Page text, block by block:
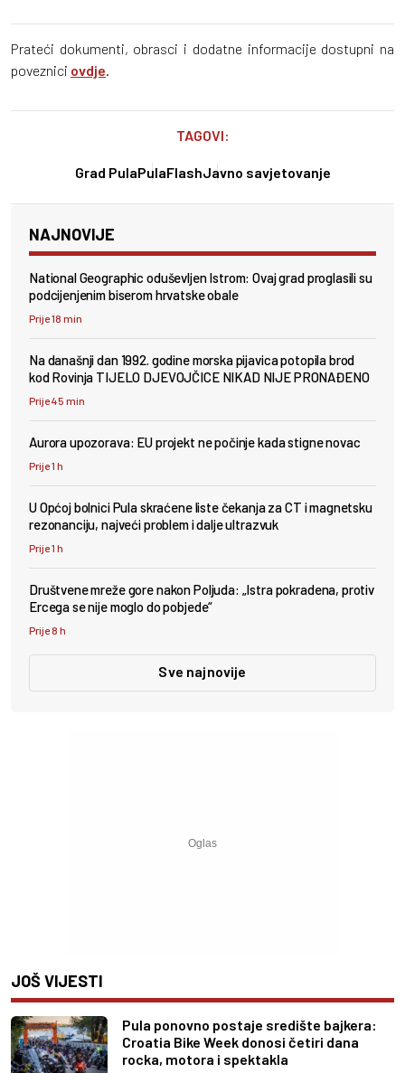
Prateći dokumenti, obrasci i dodatne informacije dostupni na
poveznici ovdje.
TAGOVI:
Grad PulaPulaFlashJavno savjetovanje
NAJNOVIJE
National Geographic oduševljen Istrom: Ovaj grad proglasili su
podcijenjenim biserom hrvatske obale
Prije 18 min
Na današnji dan 1992. godine morska pijavica potopila brod
kod Rovinja TIJELO DJEVOJČICE NIKAD NIJE PRONAĐENO
Prije 45 min
Aurora upozorava: EU projekt ne počinje kada stigne novac
Prije 1 h
U Općoj bolnici Pula skraćene liste čekanja za CT i magnetsku
rezonanciju, najveći problem i dalje ultrazvuk
Prije 1 h
Društvene mreže gore nakon Poljuda: „Istra pokradena, protiv
Ercega se nije moglo do pobjede“
Prije 8 h
Sve najnovije
JOŠ VIJESTI
Pula ponovno postaje središte bajkera:
Croatia Bike Week donosi četiri dana
rocka, motora i spektakla